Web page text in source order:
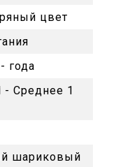
цвет
года
- Среднее 1
шариковый